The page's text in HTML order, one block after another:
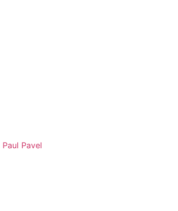
Paul Pavel